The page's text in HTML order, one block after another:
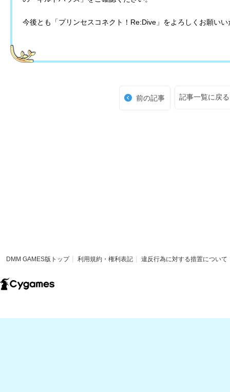
今後とも「プリンセスコネクト！Re:Dive」をよろしくお願いい
前の記事 記事一覧に戻る
DMM GAMES版トップ 利用規約・権利表記 違反行為に対する措置について